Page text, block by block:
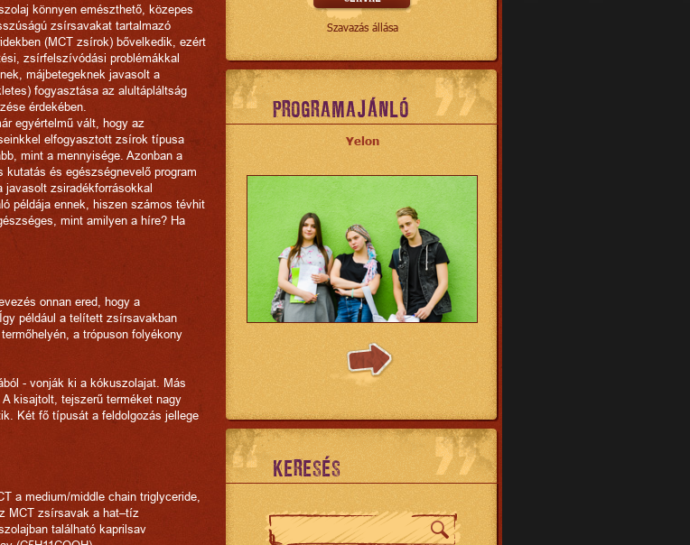
könnyen emészthető, közepes
zsírsavakat tartalmazó
(MCT zsírok) bővelkedik, ezért
zsírfelszívódási problémákkal
májbetegeknek javasolt a
fogyasztása az alultápláltság
érdekében.
egyértelmű vált, hogy az
elfogyasztott zsírok típusa
mint a mennyisége. Azonban a
kutatás és egészségnevelő program
javasolt zsiradékforrásokkal
példája ennek, hiszen számos tévhit
mint amilyen a híre? Ha
onnan ered, hogy a
például a telített zsírsavakban
a trópuson folyékony
- vonják ki a kókuszolajat. Más
kisajtolt, tejszerű terméket nagy
Két fő típusát a feldolgozás jellege
a medium/middle chain triglyceride,
MCT zsírsavak a hat–tíz
található kaprilsav
Szavazás állása
PROGRAMAJÁNLÓ
Yelon
KERESÉS